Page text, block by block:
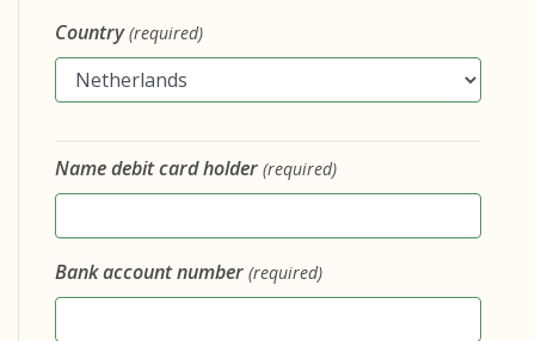
Country(required)
Name debit card holder (required)
Bank account number (required)